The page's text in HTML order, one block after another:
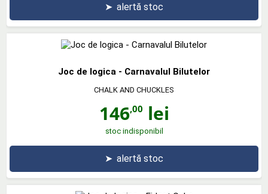
➤ alertă stoc
Joc de logica - Carnavalul Bilutelor
CHALK AND CHUCKLES
146,00 lei
stoc indisponibil
➤ alertă stoc